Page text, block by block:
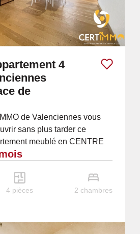
4
de
de Valenciennes vous
sans plus tarder ce
meublé en CENTRE
à proximité
4 pièces 2 chambres